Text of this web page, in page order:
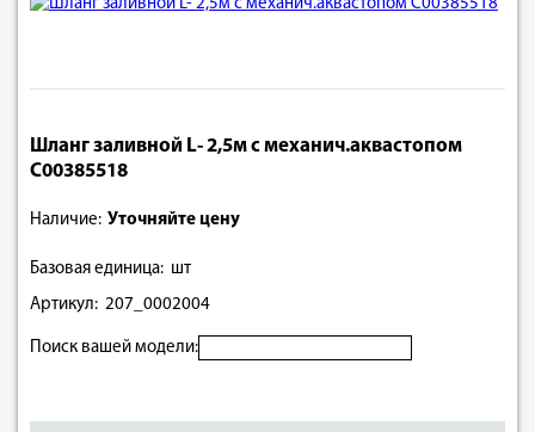
Шланг заливной L- 2,5м с механич.аквастопом
C00385518
Наличие: Уточняйте цену
Базовая единица: шт
Артикул: 207_0002004
Поиск вашей модели: